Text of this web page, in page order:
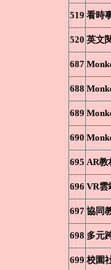
519 看時
520 英文
687
688
689
690
695 AR教
696 VR雲
697 協同
698 多元
699 校園